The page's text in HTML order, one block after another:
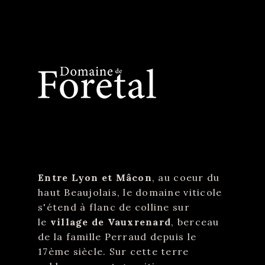
Entre Lyon et Mâcon, au coeur du
haut Beaujolais, le domaine viticole
s'étend à flanc de colline sur
le village de Vauxrenard, berceau
de la famille Perraud depuis le
17ème siècle. Sur cette terre